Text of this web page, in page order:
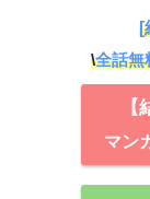
[
\全話無
マン